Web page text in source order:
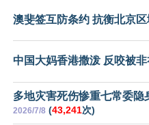
澳斐签互防条约 抗衡北京
中国大妈香港撒泼 反咬被非
多地灾害死伤惨重七常委隐
2026/7/8 (43,241次)